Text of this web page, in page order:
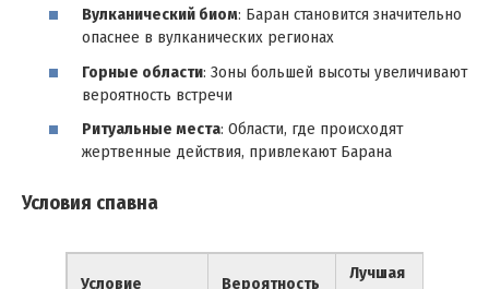
Вулканический биом: Баран становится значительно
опаснее в вулканических регионах
Горные области: Зоны большей высоты увеличивают
вероятность встречи
Ритуальные места: Области, где происходят
жертвенные действия, привлекают Барана
Условия спавна
Условие Вероятность
Лучшая